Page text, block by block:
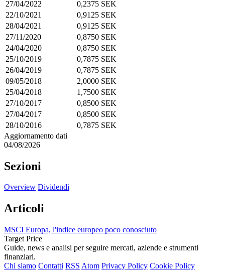
27/04/2022
0,2375 SEK
22/10/2021
0,9125 SEK
28/04/2021
0,9125 SEK
27/11/2020
0,8750 SEK
24/04/2020
0,8750 SEK
25/10/2019
0,7875 SEK
26/04/2019
0,7875 SEK
09/05/2018
2,0000 SEK
25/04/2018
1,7500 SEK
27/10/2017
0,8500 SEK
27/04/2017
0,8500 SEK
28/10/2016
0,7875 SEK
Aggiornamento dati
04/08/2026
Sezioni
Overview Dividendi
Articoli
MSCI Europa, l'indice europeo poco conosciuto
Target Price
Guide, news e analisi per seguire mercati, aziende e strumenti
finanziari.
Chi siamo Contatti RSS Atom Privacy Policy Cookie Policy